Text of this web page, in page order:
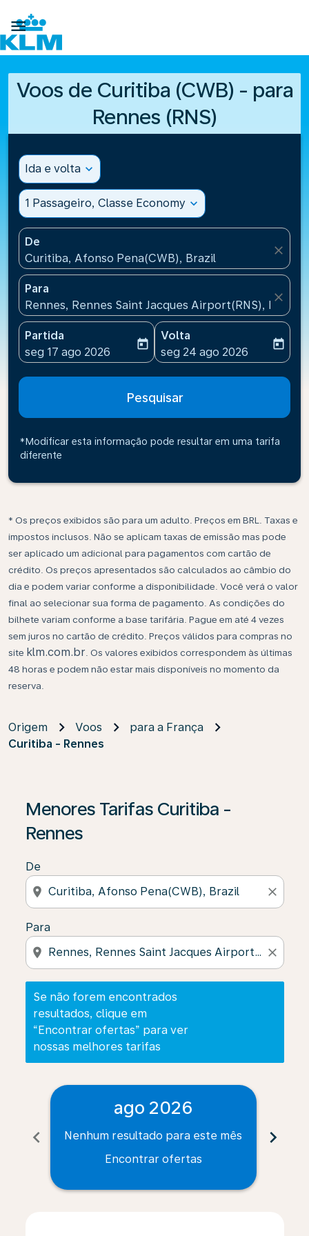

Voos de Curitiba (CWB) - para
Rennes (RNS)
Ida e volta expand_more
1 Passageiro, Classe Economy expand_more
De
Curitiba, Afonso Pena(CWB), Brazil
close
Para
Rennes, Rennes Saint Jacques Airport(RNS), France
close
Partida
fc-booking-departure-date-aria-label
seg 17 ago 2026
today
Volta
fc-booking-return-date-
seg 24 ago 2026
today
Pesquisar
*Modificar esta informação pode resultar em uma tarifa
diferente
* Os preços exibidos são para um adulto. Preços em BRL. Taxas e
impostos inclusos. Não se aplicam taxas de emissão mas pode
ser aplicado um adicional para pagamentos com cartão de
crédito. Os preços apresentados são calculados ao câmbio do
dia e podem variar conforme a disponibilidade. Você verá o valor
final ao selecionar sua forma de pagamento. As condições do
bilhete variam conforme a base tarifária. Pague em até 4 vezes
sem juros no cartão de crédito. Preços válidos para compras no
site klm.com.br . Os valores exibidos correspondem às últimas
48 horas e podem não estar mais disponíveis no momento da
reserva.
Origem Voos
para a França
Curitiba - Rennes
Menores Tarifas Curitiba -
Rennes
De
location_on close
Para
location_on close
Se não forem encontrados
resultados, clique em
“Encontrar ofertas” para ver
nossas melhores tarifas
Se não forem encontrados resultados, clique em
chevron_left
ago 2026
Nenhum resultado para este mês
Encontrar ofertas
chevron_right